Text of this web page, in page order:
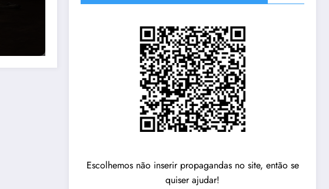
Escolhemos não inserir propagandas no site, então se
quiser ajudar!